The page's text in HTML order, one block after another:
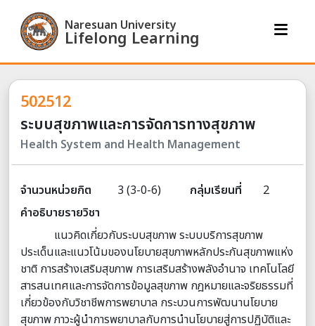
Naresuan University
Lifelong Learning
502512
ระบบสุขภาพและการจัดการทางสุขภาพ
Health System and Health Management
จำนวนหน่วยกิต 3 (3-0-6) กลุ่มเรียนที่
2
คำอธิบายรายวิชา
แนวคิดเกี่ยวกับระบบสุขภาพ ระบบบริการสุขภาพ
ประเด็นและแนวโน้มของนโยบายสุขภาพหลักประกันสุขภาพแห่ง
ชาติ การสร้างเสริมสุขภาพ การเสริมสร้างพลังอำนาจ เทคโนโลยี
สารสนเทศและการจัดการข้อมูลสุขภาพ กฎหมายและจริยธรรมที่
เกี่ยวข้องกับวิชาชีพการพยาบาล กระบวนการพัฒนานโยบาย
สุขภาพ ภาวะผู้นำการพยาบาลกับการนำนโยบายสู่การปฏิบัติและ